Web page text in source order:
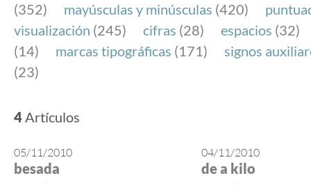
(352)
mayúsculas y minúsculas (420)
visualización (245) cifras (28) espacios (32)
(14)
marcas tipográficas (171)
signos
(23)
4Artículos
05/11/2010
besada
04/11/2010
de a kilo